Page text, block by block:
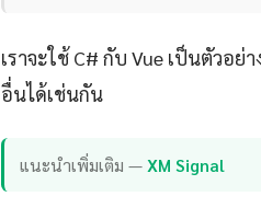
เราจะใช้ C# กับ Vue เป็นตัวอ
อื่นได้เช่นกัน
แนะนำเพิ่มเติม —XM Signal